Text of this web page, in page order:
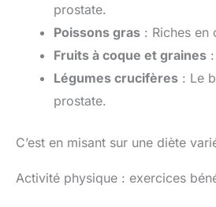
prostate.
Poissons gras : Riches
Fruits à coque et graines
Légumes crucifères : Le
prostate.
C’est en misant sur une diète
Activité physique : exercices